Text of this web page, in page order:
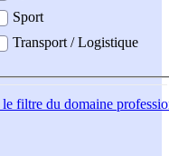
Sport
Transport / Logistique
le filtre du domaine